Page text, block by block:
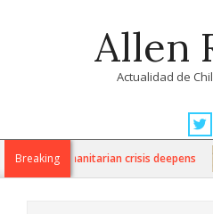
Allen
Actualidad de
Navigation
MenuBreaking
as humanitarian crisis deepens